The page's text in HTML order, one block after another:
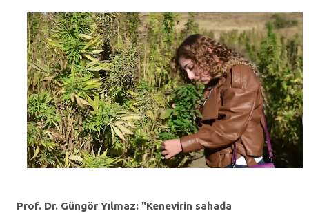
Prof. Dr. Güngör Yılmaz: "Kenevirin sahada